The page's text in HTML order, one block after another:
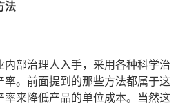
法
部治理人入手，采用各种科学治
率。前面提到的那些方法都属于这
来降低产品的单位成本。当然这